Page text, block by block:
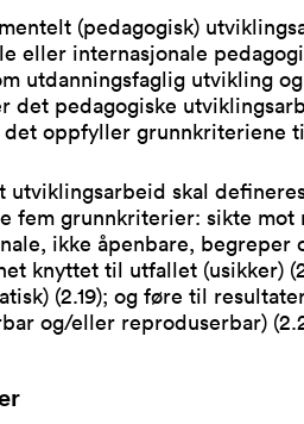
(pedagogisk)
eller internasjonale
utdanningsfaglig utvikling
det pedagogiske
det oppfyller grunnkriteriene
utviklingsarbeid skal
fem grunnkriterier: sikte mot
ikke åpenbare, begreper
knyttet til utfallet (usikker)
(2.19); og føre til
og/eller reproduserbar)